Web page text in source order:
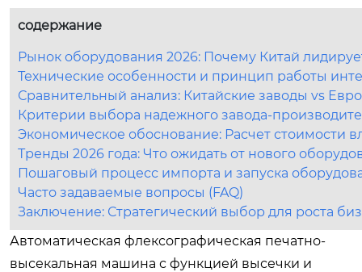
содержание
Рынок оборудования 2026: Почему Китай
Технические особенности и принцип работы
Сравнительный анализ: Китайские заводы vs
Критерии выбора надежного завода-
Экономическое обоснование: Расчет стоимости
Тренды 2026 года: Что ожидать от нового
Пошаговый процесс импорта и запуска
Часто задаваемые вопросы (FAQ)
Заключение: Стратегический выбор для роста
Автоматическая флексографическая печатно-
высекальная машина с функцией высечки и